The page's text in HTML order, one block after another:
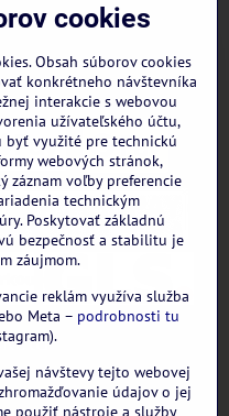
cookies
Obsah súborov cookies
konkrétneho návštevníka
interakcie s webovou
užívateľského účtu,
byť využité pre technickú
webových stránok,
záznam voľby preferencie
technickým
Poskytovať základnú
bezpečnosť a stabilitu je
záujmom.
reklám využíva služba
Meta – podrobnosti tu
návštevy tejto webovej
údajov o jej
použiť nástroje a služby